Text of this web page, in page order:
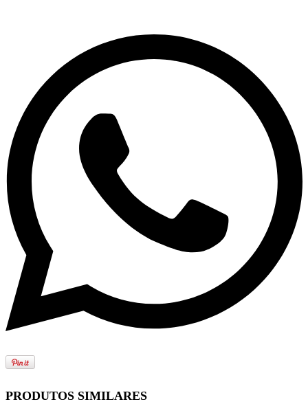
PRODUTOS SIMILARES